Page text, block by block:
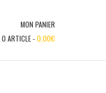
MON PANIER
0 ARTICLE -0,00€